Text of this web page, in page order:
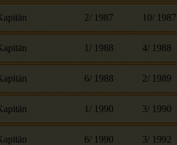
2/ 1987 10/ 1987
1/ 1988 4/ 1988
6/ 1988 2/ 1989
1/ 1990 3/ 1990
6/ 1990 3/ 1992